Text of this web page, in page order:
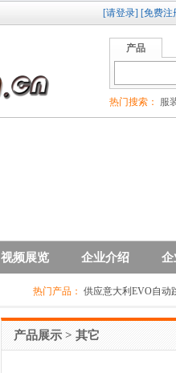
[请登录] [免费注
产品
热门搜索： 服
视频展览 企业介绍 企
热门产品： 供应意大利EVO自动
产品展示 > 其它